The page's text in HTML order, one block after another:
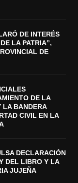
DE INTERÉS
LA PATRIA”,
DE
DE LA
LA BANDERA
CIVIL EN LA
DECLARACIÓN
DEL LIBRO Y LA
JUJEÑA